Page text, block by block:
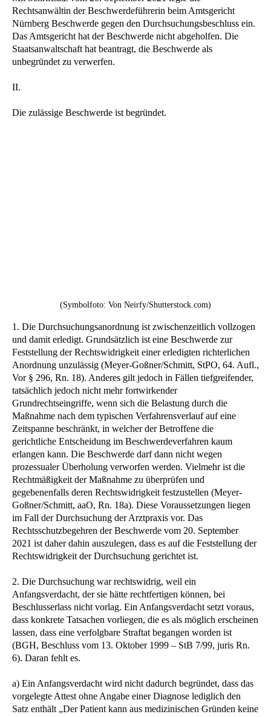
Rechtsanwältin der Beschwerdeführerin beim Amtsgericht
Nürnberg Beschwerde gegen den Durchsuchungsbeschluss ein.
Das Amtsgericht hat der Beschwerde nicht abgeholfen. Die
Staatsanwaltschaft hat beantragt, die Beschwerde als
unbegründet zu verwerfen.
II.
Die zulässige Beschwerde ist begründet.
(Symbolfoto: Von Neirfy/Shutterstock.com)
1. Die Durchsuchungsanordnung ist zwischenzeitlich vollzogen
und damit erledigt. Grundsätzlich ist eine Beschwerde zur
Feststellung der Rechtswidrigkeit einer erledigten richterlichen
Anordnung unzulässig (Meyer-Goßner/Schmitt, StPO, 64. Aufl.,
Vor § 296, Rn. 18). Anderes gilt jedoch in Fällen tiefgreifender,
tatsächlich jedoch nicht mehr fortwirkender
Grundrechtseingriffe, wenn sich die Belastung durch die
Maßnahme nach dem typischen Verfahrensverlauf auf eine
Zeitspanne beschränkt, in welcher der Betroffene die
gerichtliche Entscheidung im Beschwerdeverfahren kaum
erlangen kann. Die Beschwerde darf dann nicht wegen
prozessualer Überholung verworfen werden. Vielmehr ist die
Rechtmäßigkeit der Maßnahme zu überprüfen und
gegebenenfalls deren Rechtswidrigkeit festzustellen (Meyer-
Goßner/Schmitt, aaO, Rn. 18a). Diese Voraussetzungen liegen
im Fall der Durchsuchung der Arztpraxis vor. Das
Rechtsschutzbegehren der Beschwerde vom 20. September
2021 ist daher dahin auszulegen, dass es auf die Feststellung der
Rechtswidrigkeit der Durchsuchung gerichtet ist.
2. Die Durchsuchung war rechtswidrig, weil ein
Anfangsverdacht, der sie hätte rechtfertigen können, bei
Beschlusserlass nicht vorlag. Ein Anfangsverdacht setzt voraus,
dass konkrete Tatsachen vorliegen, die es als möglich erscheinen
lassen, dass eine verfolgbare Straftat begangen worden ist
(BGH, Beschluss vom 13. Oktober 1999 – StB 7/99, juris Rn.
6). Daran fehlt es.
a) Ein Anfangsverdacht wird nicht dadurch begründet, dass das
vorgelegte Attest ohne Angabe einer Diagnose lediglich den
Satz enthält „Der Patient kann aus medizinischen Gründen keine